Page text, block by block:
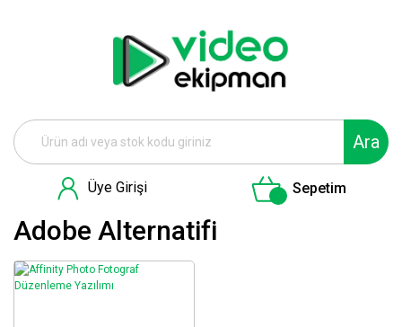
Ara
Üye Girişi Sepetim
Adobe Alternatifi